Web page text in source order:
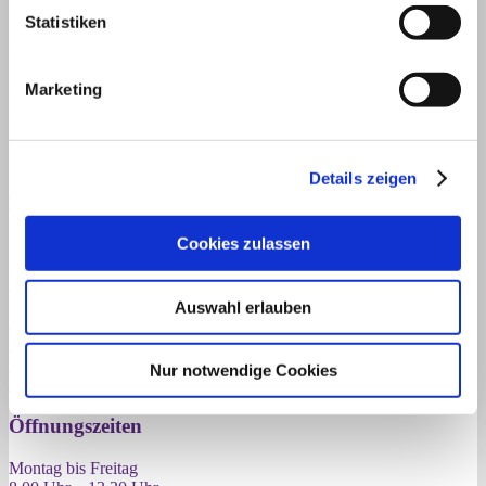
Statistiken
Marketing
Details zeigen
Cookies zulassen
Auswahl erlauben
Nur notwendige Cookies
Arzneimitteln und anderen Waren aus unserem Apothekensortiment
an.
vorbestellen. Denken Sie jedoch bitte daran, dass wir diese nur
Spitzweg-Apotheke
Jana Schneiders
Telefon: 02381 – 2 66 17
Telefax: 02381 – 2 65 39
Öffnungszeiten
Montag bis Freitag